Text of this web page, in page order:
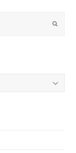
Submit